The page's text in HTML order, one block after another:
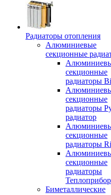
Радиаторы отопления
Алюминиевые
секционные
секционные
радиаторы
секционные
радиаторы
радиатор
секционные
радиаторы
секционные
радиаторы
Теплоприбор
Биметаллические